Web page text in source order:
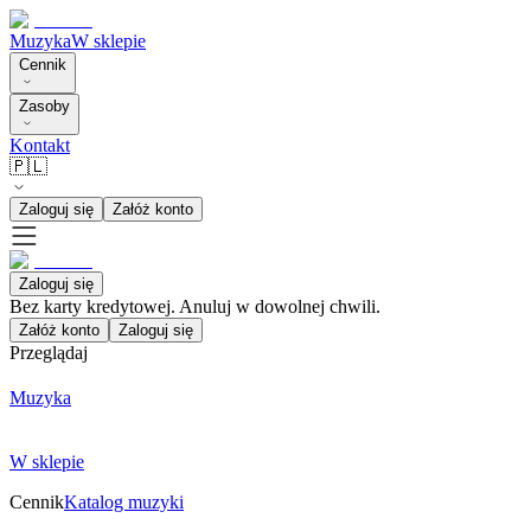
MuzykaW sklepie
Cennik
Zasoby
Kontakt
🇵🇱
Zaloguj się Załóż konto
Zaloguj się
Bez karty kredytowej. Anuluj w dowolnej chwili.
Załóż konto Zaloguj się
Przeglądaj
Muzyka
W sklepie
CennikKatalog muzyki